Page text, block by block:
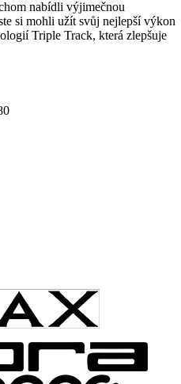
nabídli výjimečnou
si mohli užít svůj nejlepší výkon
Triple Track, která zlepšuje